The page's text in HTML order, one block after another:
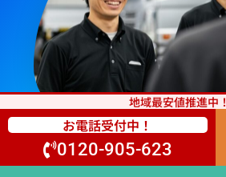
地域最安値推進中！
お電話受付中！
0120-905-623